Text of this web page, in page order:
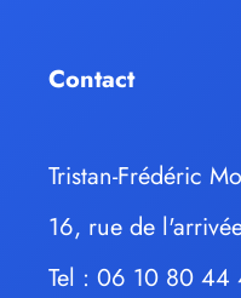
Contact
Tristan-Frédéric
16, rue de
Tel : 06 10 80 44